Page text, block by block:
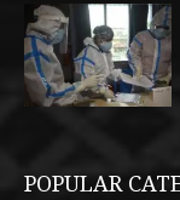
POPULAR